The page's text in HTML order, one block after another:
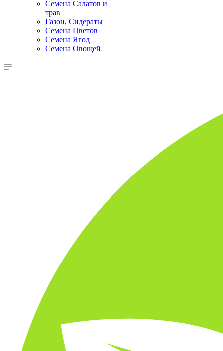
Семена Салатов и
трав
Газон, Сидераты
Семена Цветов
Семена Ягод
Семена Овощей